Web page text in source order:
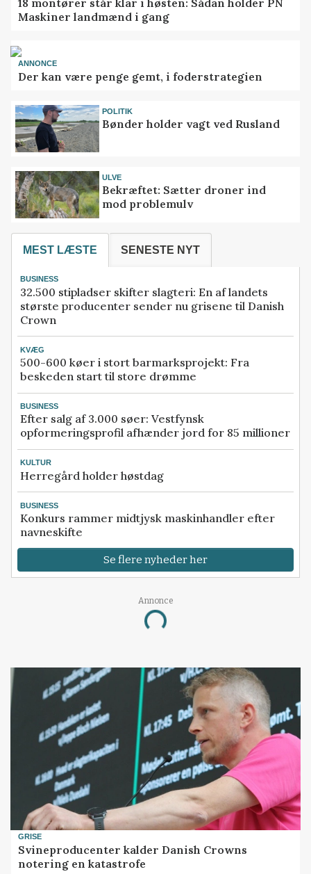
Maskiner landmænd i gang
ANNONCE
Der kan være penge gemt, i foderstrategien
POLITIK
Bønder holder vagt ved Rusland
ULVE
Bekræftet: Sætter droner ind
mod problemulv
MEST LÆSTE SENESTE NYT
BUSINESS
32.500 stipladser skifter slagteri: En af landets
største producenter sender nu grisene til Danish
Crown
KVÆG
500-600 køer i stort barmarksprojekt: Fra
beskeden start til store drømme
BUSINESS
Efter salg af 3.000 søer: Vestfynsk
opformeringsprofil afhænder jord for 85 millioner
KULTUR
Herregård holder høstdag
BUSINESS
Konkurs rammer midtjysk maskinhandler efter
navneskifte
Se flere nyheder her
Annonce
Loading...
GRISE
Svineproducenter kalder Danish Crowns
notering en katastrofe